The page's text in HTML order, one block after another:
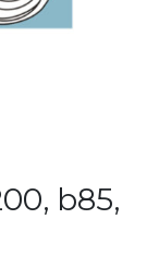
b85,